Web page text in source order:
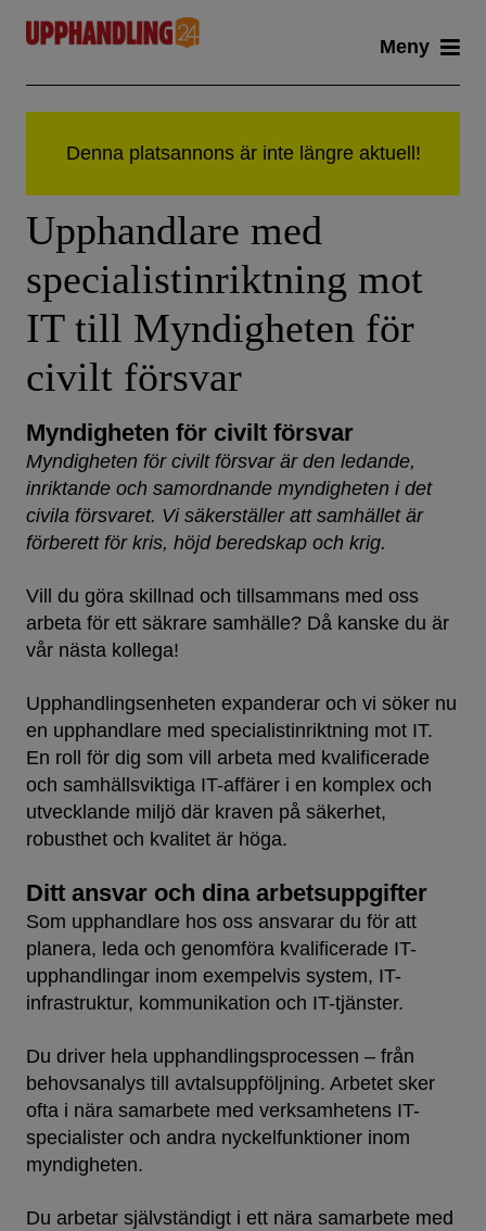
content
Meny
Upphandlare med
specialistinriktning mot
IT till Myndigheten för
civilt försvar
Myndigheten för civilt försvar
Myndigheten för civilt försvar är den ledande,
inriktande och samordnande myndigheten i det
civila försvaret. Vi säkerställer att samhället är
förberett för kris, höjd beredskap och krig.
Vill du göra skillnad och tillsammans med oss
arbeta för ett säkrare samhälle? Då kanske du är
vår nästa kollega!
Upphandlingsenheten expanderar och vi söker nu
en upphandlare med specialistinriktning mot IT.
En roll för dig som vill arbeta med kvalificerade
och samhällsviktiga IT-affärer i en komplex och
utvecklande miljö där kraven på säkerhet,
robusthet och kvalitet är höga.
Ditt ansvar och dina arbetsuppgifter
Som upphandlare hos oss ansvarar du för att
planera, leda och genomföra kvalificerade IT-
upphandlingar inom exempelvis system, IT-
infrastruktur, kommunikation och IT-tjänster.
Du driver hela upphandlingsprocessen – från
behovsanalys till avtalsuppföljning. Arbetet sker
ofta i nära samarbete med verksamhetens IT-
specialister och andra nyckelfunktioner inom
myndigheten.
Du arbetar självständigt i ett nära samarbete med